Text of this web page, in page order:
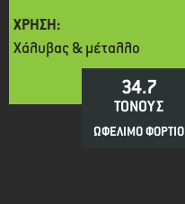
ΧΡΗΣΗ:
Χάλυβας & μέταλλο
34.7
ΤΟΝΟΥΣ
ΩΦΕΛΙΜΟ ΦΟΡΤΙΟ